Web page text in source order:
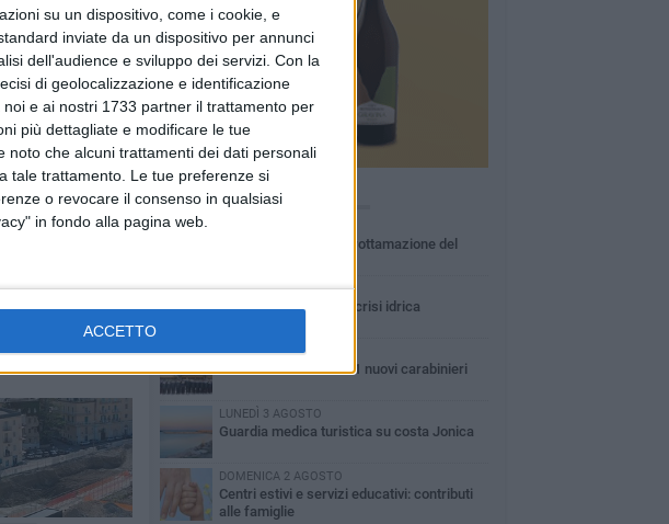
su un dispositivo, come i cookie, e
inviate da un dispositivo per annunci
dell'audience e sviluppo dei servizi. Con la
di geolocalizzazione e identificazione
e ai nostri 1733 partner il trattamento per
più dettagliate e modificare le tue
noto che alcuni trattamenti dei dati personali
tale trattamento. Le tue preferenze si
o revocare il consenso in qualsiasi
in fondo alla pagina web.
ACCETTO
PIÙ LETTI QUESTA SETTIMANA
Basilicata: approvata rottamazione del
LUNEDÌ 3 AGOSTO
Basilicata: passata la crisi idrica
GIOVEDÌ 6 AGOSTO
In Basilicata arrivati 61 nuovi carabinieri
LUNEDÌ 3 AGOSTO
Guardia medica turistica su costa Jonica
DOMENICA 2 AGOSTO
Centri estivi e servizi educativi: contributi
alle famiglie